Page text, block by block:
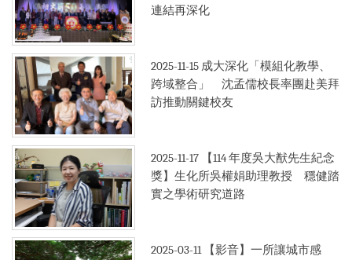
連結再深化
2025-11-15 成大深化「模組化教學、
跨域整合」 沈孟儒校長率團赴美拜
訪推動關鍵校友
2025-11-17
【114 年度吳大猷先生紀念
獎】生化所吳權娟助理教授 穩健踏
實之學術研究道路
2025-03-11
【影音】一所讓城市感